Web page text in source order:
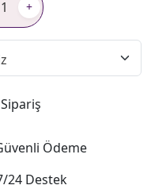
+
Ödeme
24 Destek